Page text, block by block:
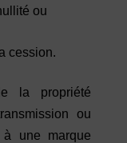
ou
cession.
la propriété
ou
à une marque